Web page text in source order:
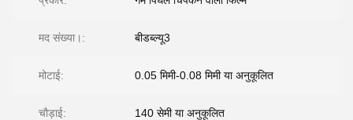
मद संख्या।: बीडब्ल्यू3
मोटाई: 0.05 मिमी-0.08 मिमी या अनुकूलित
चौड़ाई: 140 सेमी या अनुकूलित